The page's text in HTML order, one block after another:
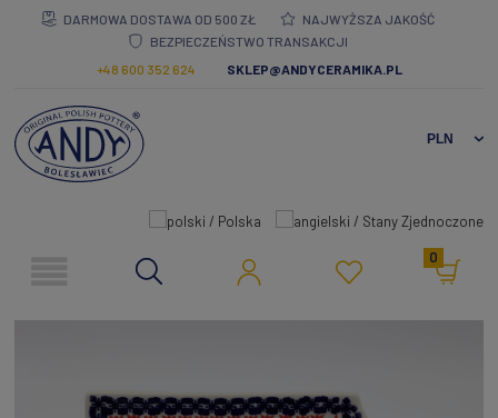
DARMOWA DOSTAWA OD 500 ZŁ
NAJWYŻSZA JAKOŚĆ
BEZPIECZEŃSTWO TRANSAKCJI
+48 600 352 624
SKLEP@ANDYCERAMIKA.PL
0